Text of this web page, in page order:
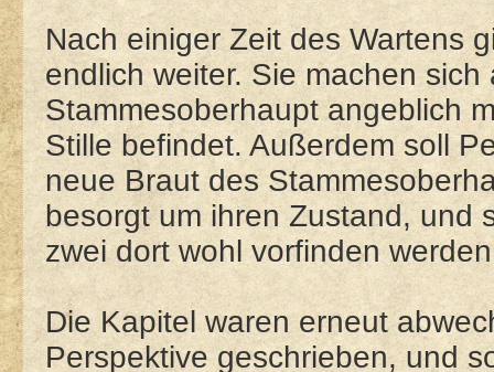
Nach einiger Zeit des Wartens
endlich weiter. Sie machen
Stammesoberhaupt angeblich
Stille befindet. Außerdem soll
neue Braut des
besorgt um ihren Zustand, und
zwei dort wohl vorfinden
Die Kapitel waren erneut
Perspektive geschrieben, und